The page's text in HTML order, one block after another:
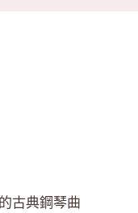
古典鋼琴曲